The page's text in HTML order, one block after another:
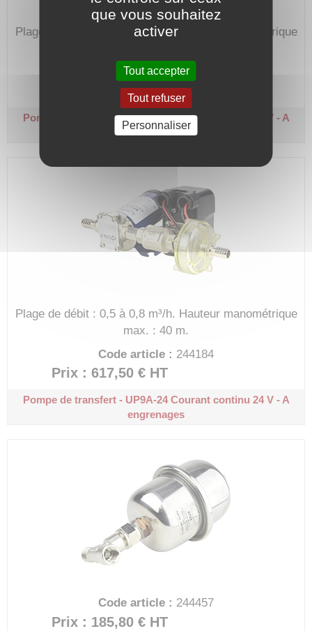
Plage de débit : 0,5 à 0,8 m³/h.Hauteur manométrique
Code article :244171
Prix : 617,50 €HT
Pompe de transfert - UP9A-12Courant continu 12 V - A
engrenages
Plage de débit : 0,5 à 0,8 m³/h. Hauteur manométrique
max. : 40 m.
Code article : 244184
Prix : 617,50 € HT
Pompe de transfert - UP9A-24Courant continu 24 V - A
engrenages
Code article : 244457
Prix : 185,80 € HT
que vous souhaitez
activer
Tout accepter
Tout refuser
Personnaliser